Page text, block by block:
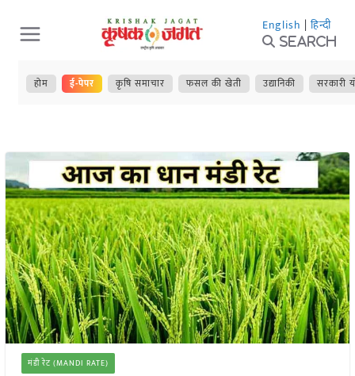
Skip
to
content
English | हिन्दी
Search
होम ई-पेपर कृषि समाचार फसल की खेती उद्यानिकी सरकारी
मंडी रेट (MANDI RATE)